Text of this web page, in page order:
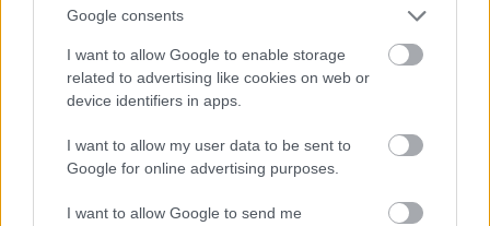
Google consents
I want to allow Google to enable storage
related to advertising like cookies on web or
device identifiers in apps.
I want to allow my user data to be sent to
Google for online advertising purposes.
I want to allow Google to send me
Jön még kép!